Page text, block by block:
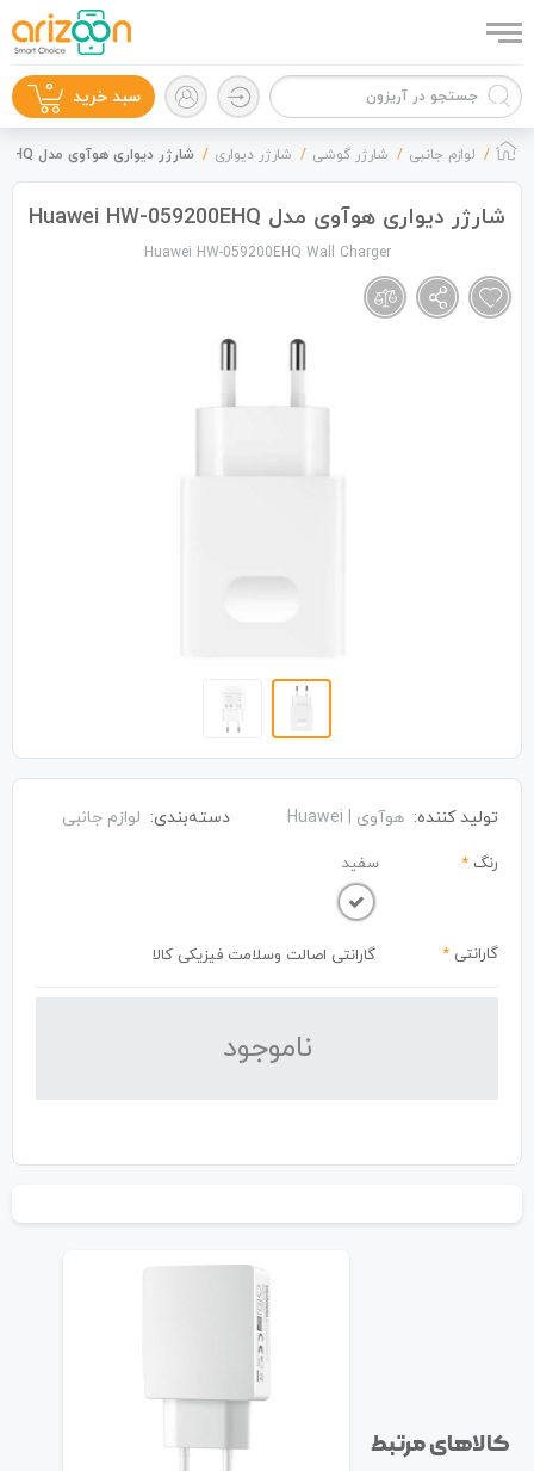
سبد خرید 0
لوازم جانبی شارژر گوشی شارژر دیواری شارژر دیواری هوآوی مدل Huawei HW-059200EHQ
شارژر دیواری هوآوی مدل Huawei HW-059200EHQ
Huawei HW-059200EHQ Wall Charger
تولید کننده: هوآوی | Huawei دسته‌بندی: لوازم جانبی
رنگ * سفید
گارانتی * گارانتی اصالت وسلامت فیزیکی کالا
نا‌موجود
کالاهای مرتبط